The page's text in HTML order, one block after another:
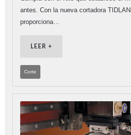
antes. Con la nueva cortadora
proporciona…
LEER +
Corte